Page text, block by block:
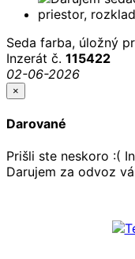
Seda farba, úložný
Inzerát č. 115422
02-06-2026
×
Darované
Prišli ste neskoro :(
Darujem za odvoz